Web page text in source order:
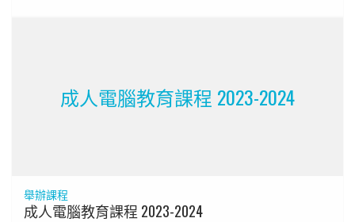
成人電腦教育課程 2023-2024
舉辦課程
成人電腦教育課程 2023-2024